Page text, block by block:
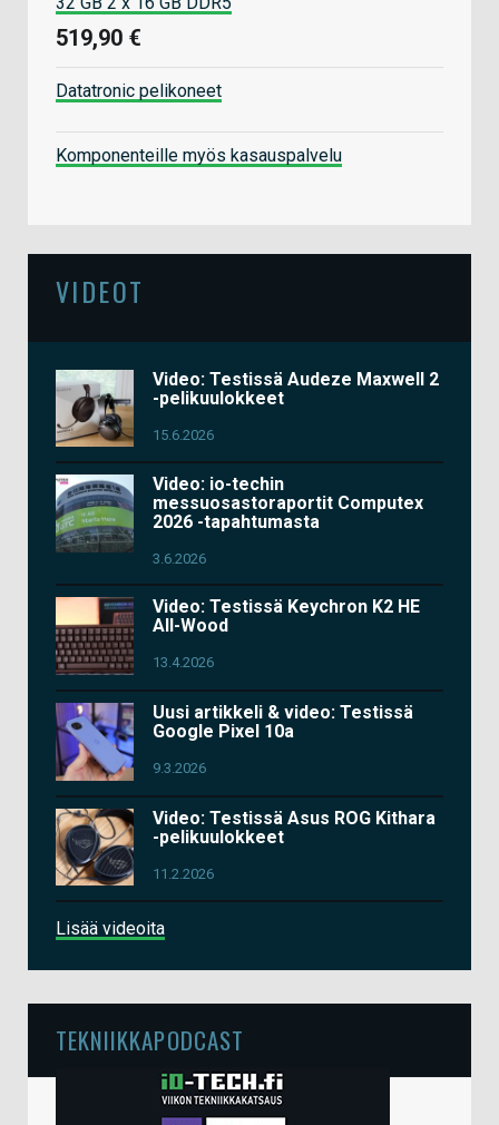
519,90 €
Datatronic pelikoneet
Komponenteille myös kasauspalvelu
VIDEOT
Video: Testissä Audeze Maxwell 2
-pelikuulokkeet
15.6.2026
Video: io-techin
messuosastoraportit Computex
2026 -tapahtumasta
3.6.2026
Video: Testissä Keychron K2 HE
All-Wood
13.4.2026
Uusi artikkeli & video: Testissä
Google Pixel 10a
9.3.2026
Video: Testissä Asus ROG Kithara
-pelikuulokkeet
11.2.2026
Lisää videoita
TEKNIIKKAPODCAST